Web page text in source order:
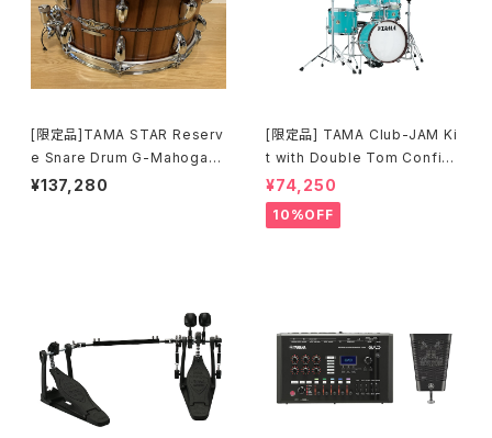
[限定品]TAMA STAR Reserv
e Snare Drum G-Mahogany
TGHS1465S-SNT
¥137,280
[限定品] TAMA Club-JAM Ki
t with Double Tom Configu
ration アクア・ブルー (AQB) L
JK56S-AQB
¥74,250
10%OFF